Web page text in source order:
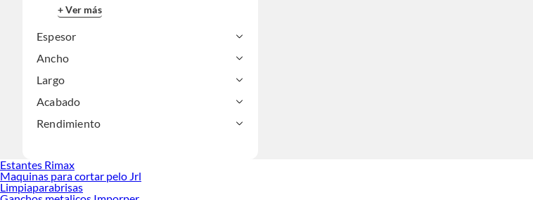
+ Ver más
Espesor
Ancho
Largo
Acabado
Rendimiento
Estantes Rimax
Maquinas para cortar pelo Jrl
Limpiaparabrisas